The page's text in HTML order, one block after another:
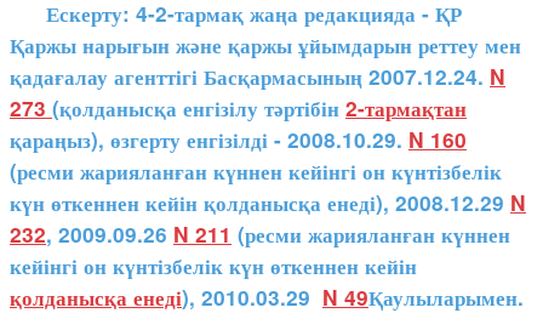
Ескерту: 4-2-тармақ жаңа редакцияда - ҚР
Қаржы нарығын және қаржы ұйымдарын реттеу мен
қадағалау агенттігі Басқармасының 2007.12.24. N
273 (қолданысқа енгізілу тәртібін 2-тармақтан
қараңыз), өзгерту енгізілді - 2008.10.29. N 160
(ресми жарияланған күннен кейінгі он күнтізбелік
күн өткеннен кейін қолданысқа енеді), 2008.12.29 N
232, 2009.09.26 N 211 (ресми жарияланған күннен
кейінгі он күнтізбелік күн өткеннен кейін
қолданысқа енеді), 2010.03.29 N 49Қаулыларымен.